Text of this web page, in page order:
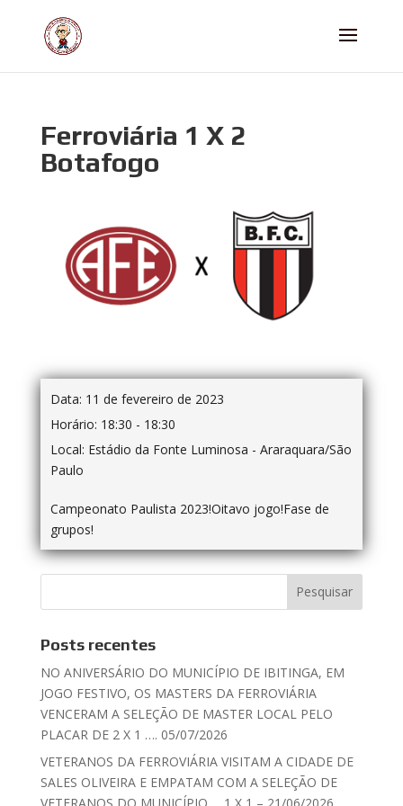
Ferroviária 1 X 2
Botafogo
Data: 11 de fevereiro de 2023
Horário: 18:30 - 18:30
Local: Estádio da Fonte Luminosa - Araraquara/São
Paulo
Campeonato Paulista 2023!Oitavo jogo!Fase de
grupos!
Posts recentes
NO ANIVERSÁRIO DO MUNICÍPIO DE IBITINGA, EM
JOGO FESTIVO, OS MASTERS DA FERROVIÁRIA
VENCERAM A SELEÇÃO DE MASTER LOCAL PELO
PLACAR DE 2 X 1 …. 05/07/2026
VETERANOS DA FERROVIÁRIA VISITAM A CIDADE DE
SALES OLIVEIRA E EMPATAM COM A SELEÇÃO DE
VETERANOS DO MUNICÍPIO…. 1 X 1 – 21/06/2026